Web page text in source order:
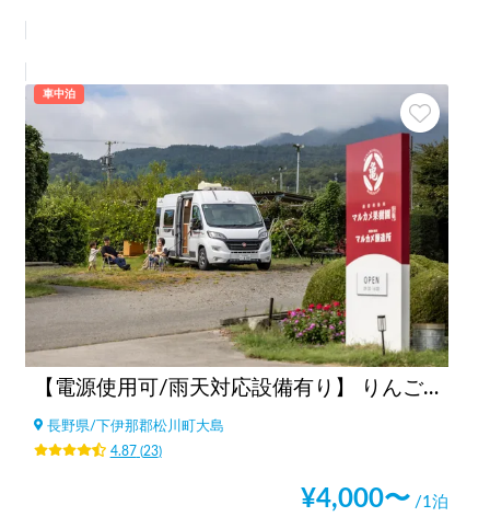
車中泊
【電源使用可/雨天対応設備有り】 りんご焚火の駅 マルカメ果樹園
長野県/下伊那郡松川町大島
4.87(23)
¥4,000〜 /1泊